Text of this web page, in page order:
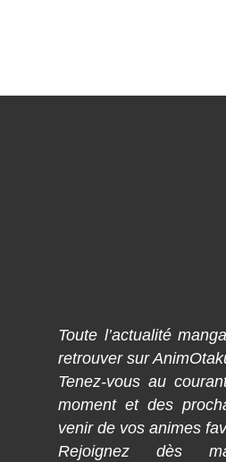
Toute l’actualité
retrouver sur
Tenez-vous au
moment et des
venir de vos animes
Rejoignez dès